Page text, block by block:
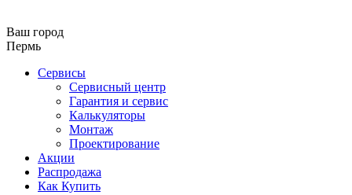
Ваш город
Пермь
Сервисы
Сервисный центр
Гарантия и сервис
Калькуляторы
Монтаж
Проектирование
Акции
Распродажа
Как Купить